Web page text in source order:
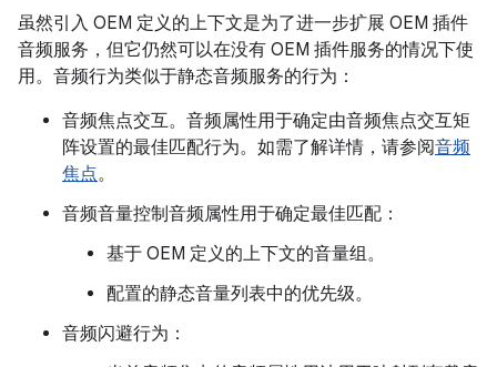
虽然引入 OEM 定义的上下文是为了进一步扩展 OEM 插件
音频服务，但它仍然可以在没有 OEM 插件服务的情况下使
用。音频行为类似于静态音频服务的行为：
音频焦点交互。音频属性用于确定由音频焦点交互矩
阵设置的最佳匹配行为。如需了解详情，请参阅音频
焦点。
音频音量控制音频属性用于确定最佳匹配：
基于 OEM 定义的上下文的音量组。
配置的静态音量列表中的优先级。
音频闪避行为：